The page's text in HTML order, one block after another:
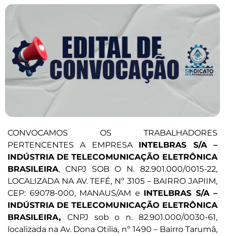
CONVOCAMOS OS TRABALHADORES
PERTENCENTES A EMPRESA INTELBRAS S/A –
INDÚSTRIA DE TELECOMUNICAÇÃO ELETRÔNICA
BRASILEIRA, CNPJ SOB O N. 82.901.000/0015-22,
LOCALIZADA NA AV. TEFÉ, Nº 3105 – BAIRRO JAPIIM,
CEP: 69078-000, MANAUS/AM e INTELBRAS S/A –
INDÚSTRIA DE TELECOMUNICAÇÃO ELETRÔNICA
BRASILEIRA, CNPJ sob o n. 82.901.000/0030-61,
localizada na Av. Dona Otilia, nº 1490 – Bairro Tarumã,